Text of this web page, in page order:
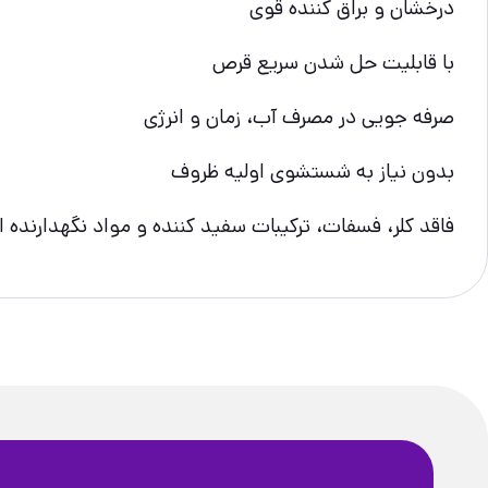
درخشان و براق کننده قوی
با قابلیت حل شدن سریع قرص
صرفه جویی در مصرف آب، زمان و انرژی
بدون نیاز به شستشوی اولیه ظروف
فاقد کلر، فسفات، ترکیبات سفید کننده و مواد نگهدارنده